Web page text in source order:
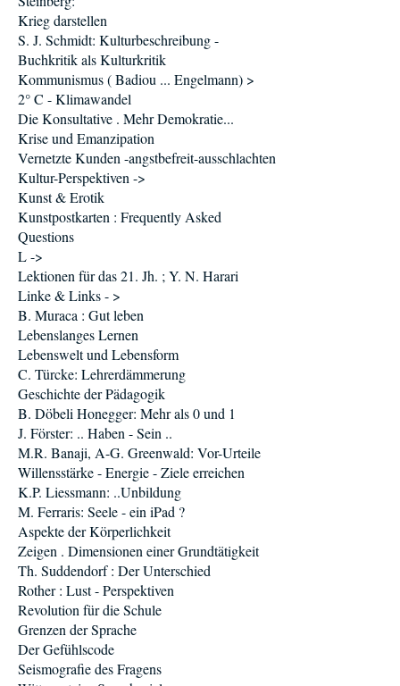
Krieg darstellen
S. J. Schmidt: Kulturbeschreibung -
Buchkritik als Kulturkritik
Kommunismus ( Badiou ... Engelmann) >
2° C - Klimawandel
Die Konsultative . Mehr Demokratie...
Krise und Emanzipation
Vernetzte Kunden -angstbefreit-ausschlachten
Kultur-Perspektiven ->
Kunst & Erotik
Kunstpostkarten : Frequently Asked
Questions
L ->
Lektionen für das 21. Jh. ; Y. N. Harari
Linke & Links - >
B. Muraca : Gut leben
Lebenslanges Lernen
Lebenswelt und Lebensform
C. Türcke: Lehrerdämmerung
Geschichte der Pädagogik
B. Döbeli Honegger: Mehr als 0 und 1
J. Förster: .. Haben - Sein ..
M.R. Banaji, A-G. Greenwald: Vor-Urteile
Willensstärke - Energie - Ziele erreichen
K.P. Liessmann: ..Unbildung
M. Ferraris: Seele - ein iPad ?
Aspekte der Körperlichkeit
Zeigen . Dimensionen einer Grundtätigkeit
Th. Suddendorf : Der Unterschied
Rother : Lust - Perspektiven
Revolution für die Schule
Grenzen der Sprache
Der Gefühlscode
Seismografie des Fragens